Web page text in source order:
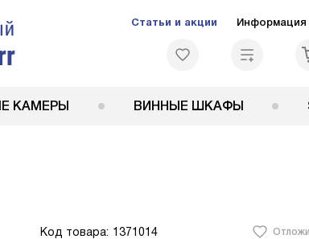
Статьи и акции Информация
КАМЕРЫ ВИННЫЕ ШКАФЫ
Код товара: 1371014